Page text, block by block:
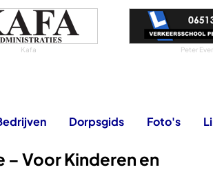
Kafa Peter
Dorpsgids Foto's
– Voor Kinderen en